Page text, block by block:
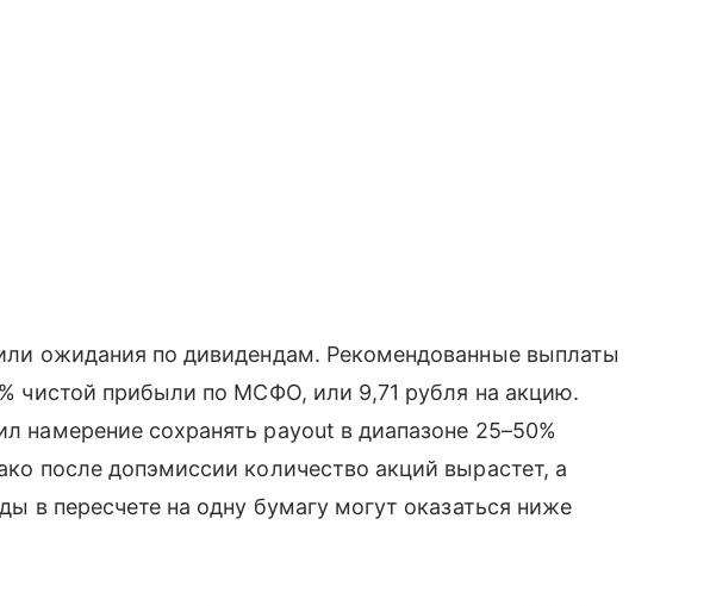
ожидания по дивидендам. Рекомендованные выплаты
чистой прибыли по МСФО, или 9,71 рубля на акцию.
намерение сохранять payout в диапазоне 25–50%
после допэмиссии количество акций вырастет, а
в пересчете на одну бумагу могут оказаться ниже